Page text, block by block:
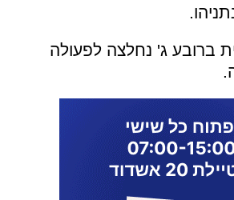
ברובע ג' נחלצה לפעולה